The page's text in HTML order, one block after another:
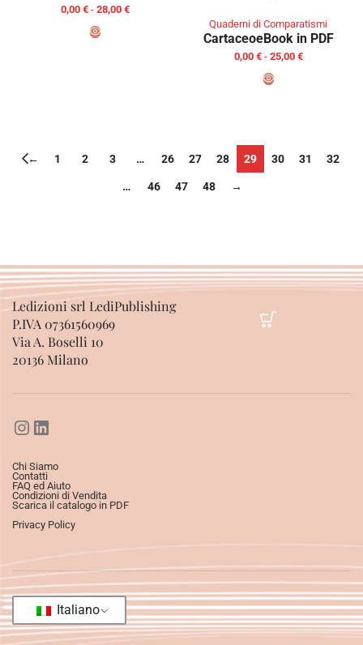
0,00 € - 28,00 €
Quaderni di Comparatismi
CartaceoeBook in PDF
0,00 € - 25,00 €
← 1 2 3 … 26 27 28 29 30 31 32
… 46 47 48 →
Ledizioni srl LediPublishing
P.IVA 07361560969
Via A. Boselli 10
20136 Milano
Chi Siamo
Contatti
FAQ ed Aiuto
Condizioni di Vendita
Scarica il catalogo in PDF
Privacy Policy
Italiano